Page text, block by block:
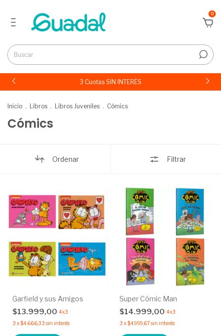
0
3 Cuotas SIN INTERÉS
Inicio . Libros . Libros Juveniles . Cómics
Cómics
Ordenar Filtrar
Garfield y sus Amigos
$13.999,00 4x3
3 x$4.666,33 sin interés
Super Cómic Man
$14.999,00 4x3
3 x$4.999,67sin interés